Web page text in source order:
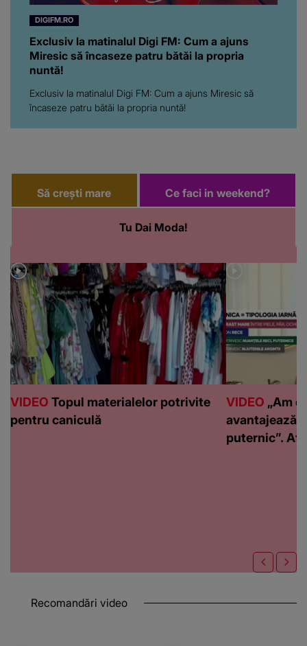
DIGIFM.RO
Exclusiv la matinalul Digi FM: Cum a ajuns
Miresic să încaseze patru bătăi la propria
nuntă!
Exclusiv la matinalul Digi FM: Cum a ajuns Miresic să
încaseze patru bătăi la propria nuntă!
Să crești mare
Tu Dai Moda!
Ce faci in weekend?
VIDEO Topul materialelor potrivite
pentru caniculă
VIDEO „Am
avantajează
puternic”.
Recomandări video